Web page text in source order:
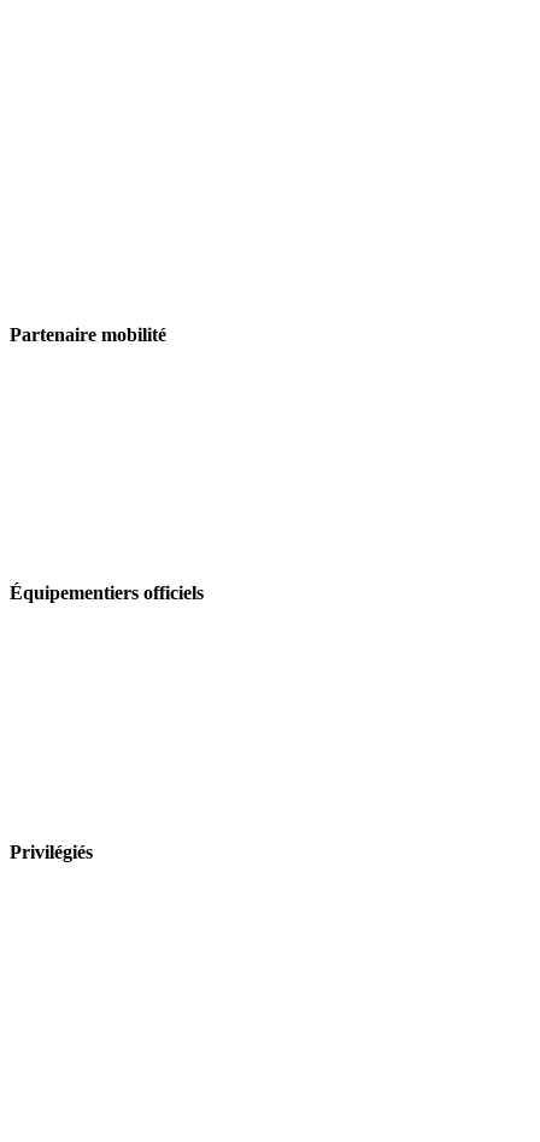
Partenaire mobilité
Équipementiers officiels
Privilégiés